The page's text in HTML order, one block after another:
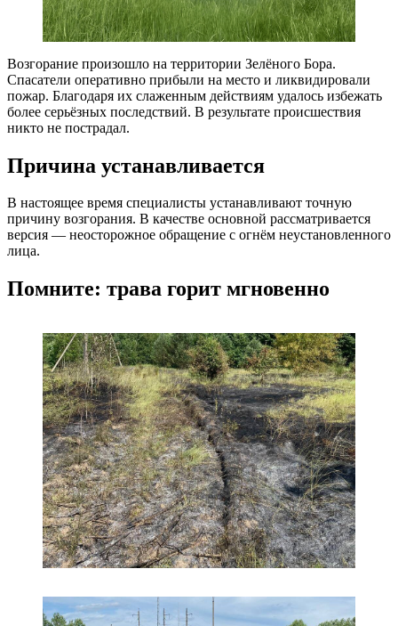
Возгорание произошло на территории Зелёного Бора.
Спасатели оперативно прибыли на место и ликвидировали
пожар. Благодаря их слаженным действиям удалось избежать
более серьёзных последствий. В результате происшествия
никто не пострадал.
Причина устанавливается
В настоящее время специалисты устанавливают точную
причину возгорания. В качестве основной рассматривается
версия — неосторожное обращение с огнём неустановленного
лица.
Помните: трава горит мгновенно